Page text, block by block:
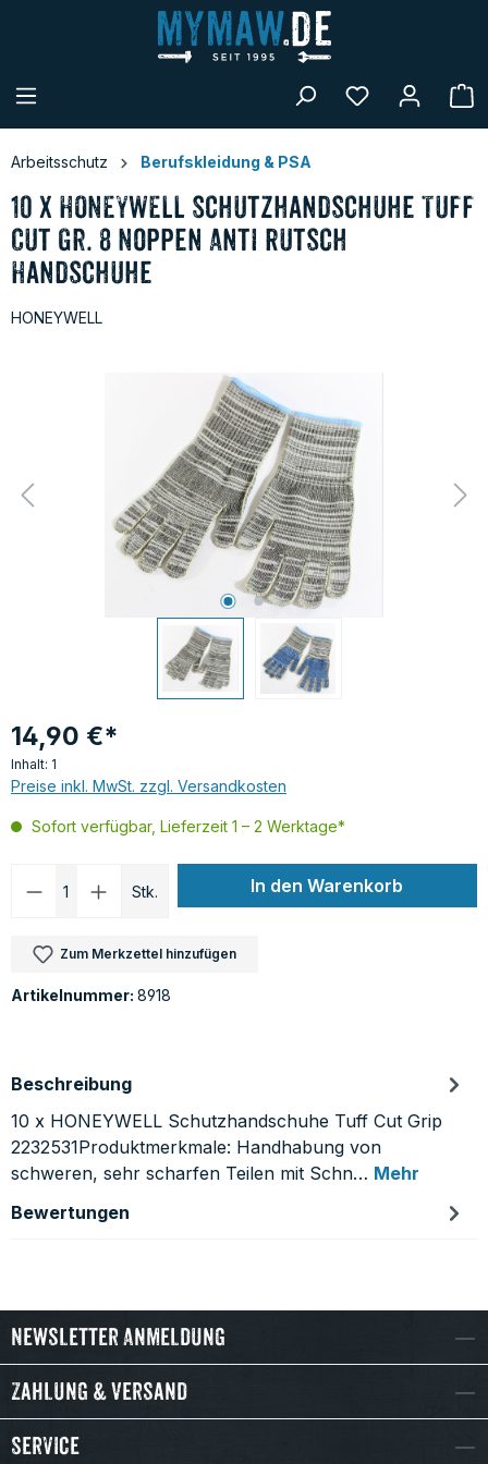
Arbeitsschutz Berufskleidung & PSA
10 x HONEYWELL Schutzhandschuhe Tuff
Cut Gr. 8 Noppen Anti Rutsch
Handschuhe
HONEYWELL
14,90 €*
Inhalt: 1
Preise inkl. MwSt. zzgl. Versandkosten
Sofort verfügbar, Lieferzeit 1 – 2 Werktage*
Produkt Anzahl: Gib den gewünschten
Stk. In den Warenkorb
Zum Merkzettel hinzufügen
Artikelnummer: 8918
Beschreibung
10 x HONEYWELL Schutzhandschuhe Tuff Cut Grip
2232531Produktmerkmale: Handhabung von
schweren, sehr scharfen Teilen mit Schn… Mehr
Bewertungen
Newsletter Anmeldung
Zahlung & Versand
Service